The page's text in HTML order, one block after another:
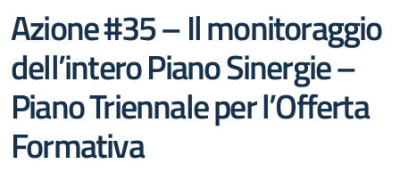
Azione #35 – Il monitoraggio
dell’intero Piano Sinergie –
Piano Triennale per l’Offerta
Formativa